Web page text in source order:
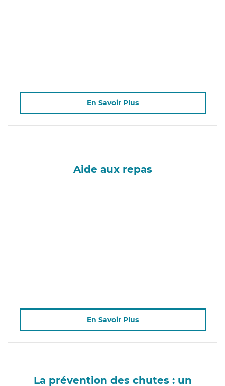
En Savoir Plus
Aide aux repas
En Savoir Plus
La prévention des chutes : un